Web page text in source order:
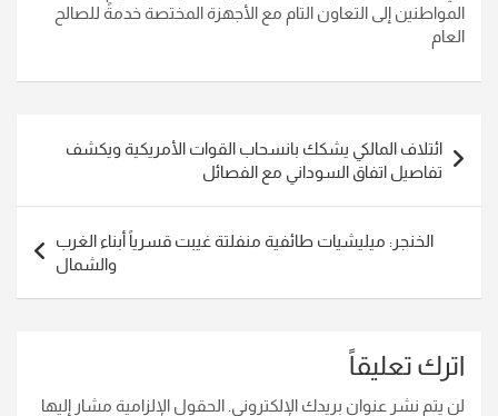
المواطنين إلى التعاون التام مع الأجهزة المختصة خدمةً للصالح
العام
المقالات
ائتلاف المالكي يشكك بانسحاب القوات الأمريكية ويكشف
تفاصيل اتفاق السوداني مع الفصائل
الخنجر: ميليشيات طائفية منفلتة غيبت قسرياً أبناء الغرب
والشمال
اترك تعليقاً
لن يتم نشر عنوان بريدك الإلكتروني. الحقول الإلزامية مشار إليها